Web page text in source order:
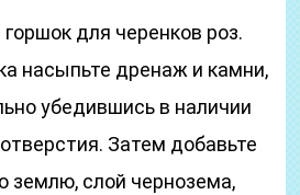
горшок для черенков роз.
насыпьте дренаж и камни,
убедившись в наличии
Затем добавьте
землю, слой чернозема,